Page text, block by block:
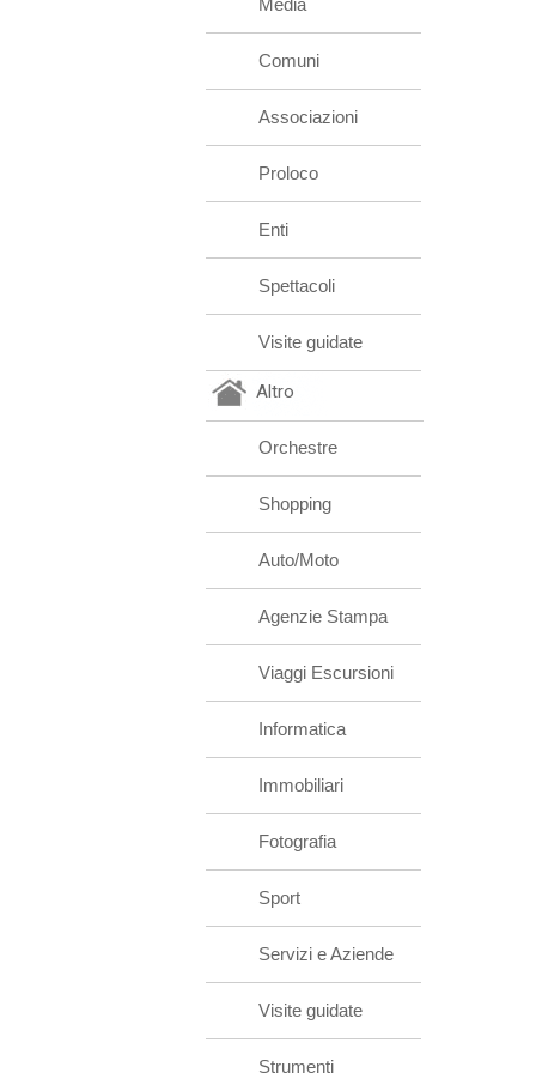
Media
Comuni
Associazioni
Proloco
Enti
Spettacoli
Visite guidate
Altro
Orchestre
Shopping
Auto/Moto
Agenzie Stampa
Viaggi Escursioni
Informatica
Immobiliari
Fotografia
Sport
Servizi e Aziende
Visite guidate
Strumenti